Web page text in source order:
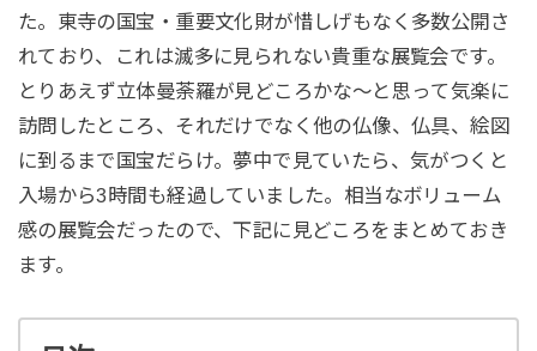
た。東寺の国宝・重要文化財が惜しげもなく多数公開さ
れており、これは滅多に見られない貴重な展覧会です。
とりあえず立体曼荼羅が見どころかな〜と思って気楽に
訪問したところ、それだけでなく他の仏像、仏具、絵図
に到るまで国宝だらけ。夢中で見ていたら、気がつくと
入場から3時間も経過していました。相当なボリューム
感の展覧会だったので、下記に見どころをまとめておき
ます。